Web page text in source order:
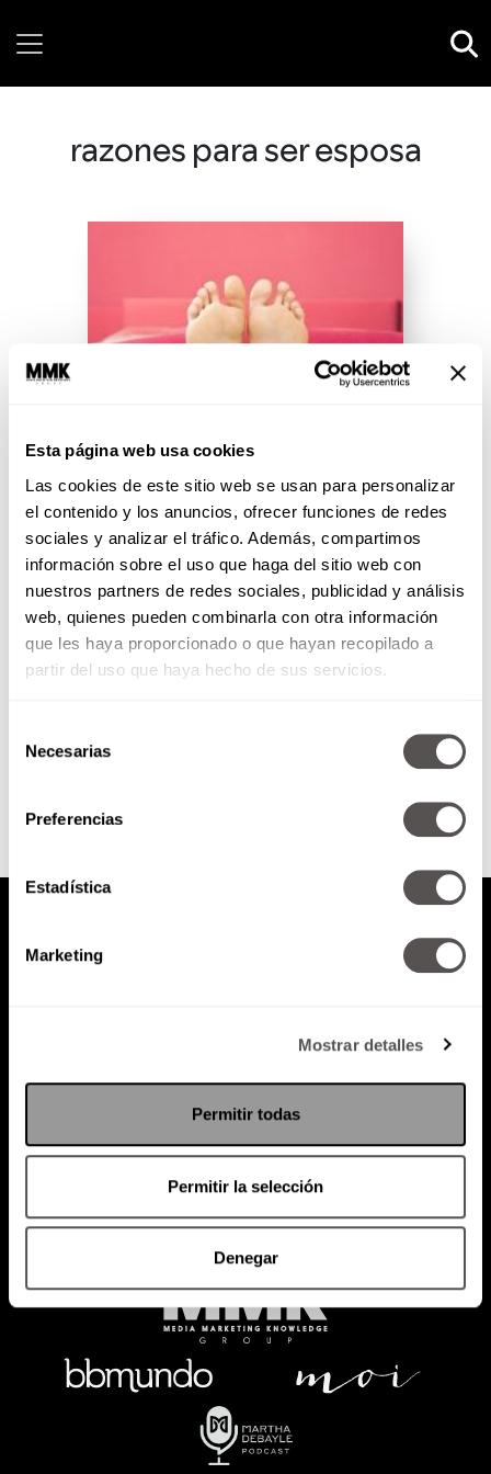
Esta página web usa cookies
Las cookies de este sitio web se usan para personalizar
el contenido y los anuncios, ofrecer funciones de redes
sociales y analizar el tráfico. Además, compartimos
información sobre el uso que haga del sitio web con
nuestros partners de redes sociales, publicidad y análisis
web, quienes pueden combinarla con otra información
que les haya proporcionado o que hayan recopilado a
partir del uso que haya hecho de sus servicios.
Necesarias
Preferencias
Estadística
Marketing
Mostrar detalles
Permitir todas
Permitir la selección
Denegar
razones para ser esposa
¿Amante o esposa?
Se van a jalar los pelos de la
cabeza con esto: ¿Por qué
deberíamos tener algún tipo de
consideración con...
Política de Privacidad
PODCAST RADIO MARTHA EVENTOS
SACA TU ID